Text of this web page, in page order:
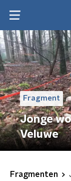
Fragment
Jonge
Veluwe
Fragmenten